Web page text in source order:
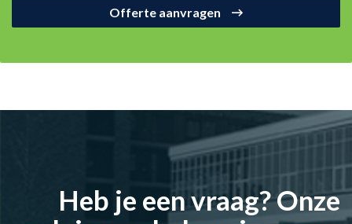
Offerte aanvragen
Heb je een vraag? Onze